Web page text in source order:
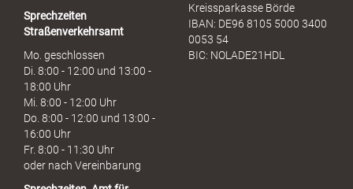
Sprechzeiten
Straßenverkehrsamt
Mo. geschlossen
Di. 8:00 - 12:00 und 13:00 -
18:00 Uhr
Mi. 8:00 - 12:00 Uhr
Do. 8:00 - 12:00 und 13:00 -
16:00 Uhr
Fr. 8:00 - 11:30 Uhr
oder nach Vereinbarung
Kreissparkasse Börde
IBAN: DE96 8105 5000 3400
0053 54
BIC: NOLADE21HDL